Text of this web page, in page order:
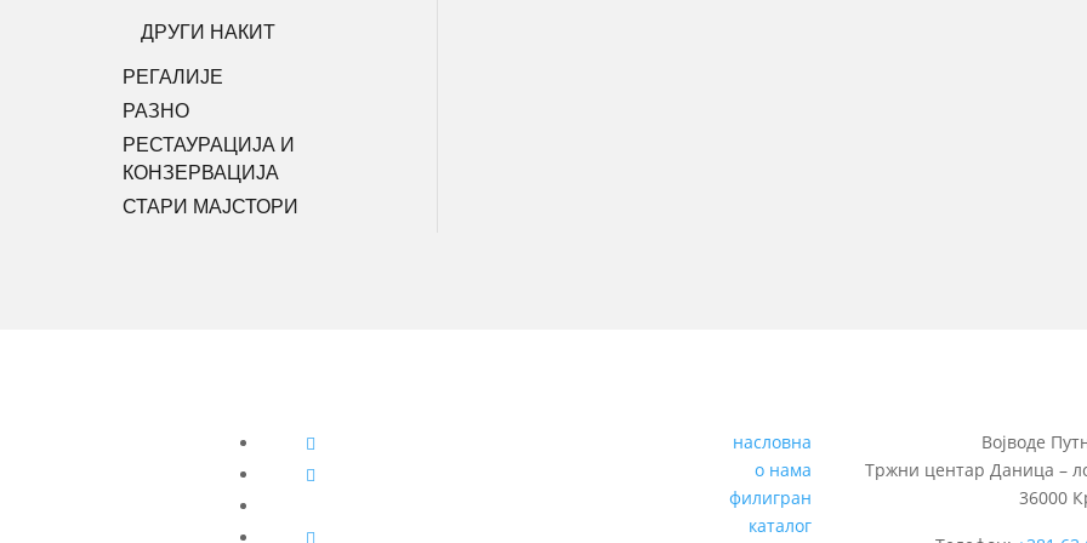
ДРУГИ НАКИТ
РЕГАЛИЈЕ
РАЗНО
РЕСТАУРАЦИЈА И
КОНЗЕРВАЦИЈА
СТАРИ МАЈСТОРИ
насловна
о нама
филигран
каталог
Војводе
Тржни центар Даница –
36000